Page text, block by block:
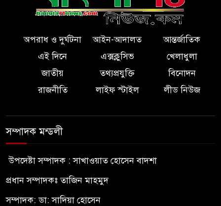
অপরাধ ও দুর্ঘটনা আইন-আদালত
আন্তর্জাতিক
এই দিনে
এক্সক্লুসিভ
খেলাধুলা
জাতীয়
তথ্যপ্রযুক্তি
বিনোদন
রাজনীতি
লাইফ স্টাইল লীড নিউজ
সম্পাদক মন্ডলী
উপদেষ্টা সম্পাদক : সাখাওয়াত হোসেন বাদশা
প্রধান সম্পাদকঃ তাজিন মাহমুদ
সম্পাদক: ডা: সাদিয়া হোসেন